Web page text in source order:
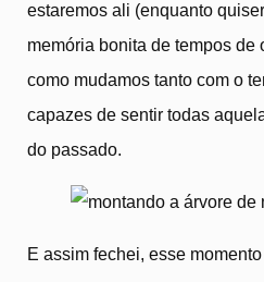
estaremos ali (enquanto
memória bonita de tempos de
como mudamos tanto com o
capazes de sentir todas
do passado.
E assim fechei, esse